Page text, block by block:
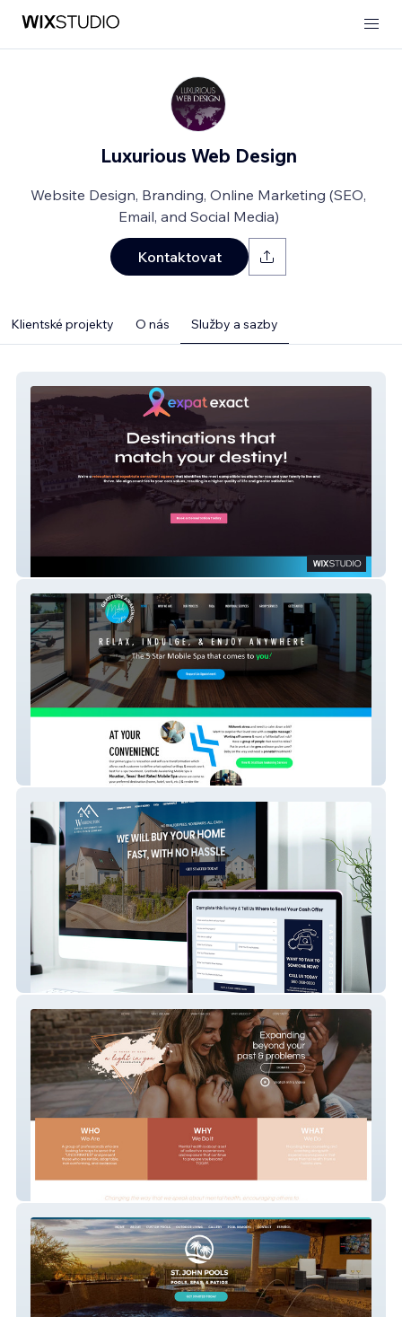
Luxurious Web Design
Website Design, Branding, Online Marketing (SEO,
Email, and Social Media)
Kontaktovat
Klientské projekty O nás Služby a sazby
Gratitude Awakening Mobile Spa
Washington Capital Investments